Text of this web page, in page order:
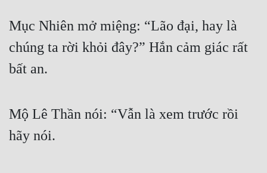
Sắc
Sủng
Thanh Xuân
Tiểu Thuyết
Trinh Thám
Mục Nhiên mở miệng: “Lão đại, hay là
chúng ta rời khỏi đây?” Hắn cảm giác rất
bất an.
Mộ Lê Thần nói: “Vẫn là xem trước rồi
hãy nói.